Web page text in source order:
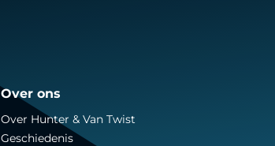
Over ons
Over Hunter & Van Twist
Geschiedenis